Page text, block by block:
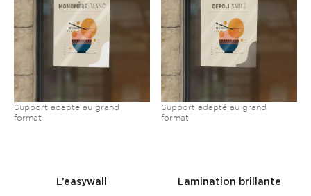
Support adapté au grand
format
Support adapté au grand
format
L’easywall Lamination brillante